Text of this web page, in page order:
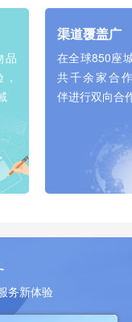
品
渠道覆盖广
在全球850座
共千余家合
伴进行双向合
务新体验